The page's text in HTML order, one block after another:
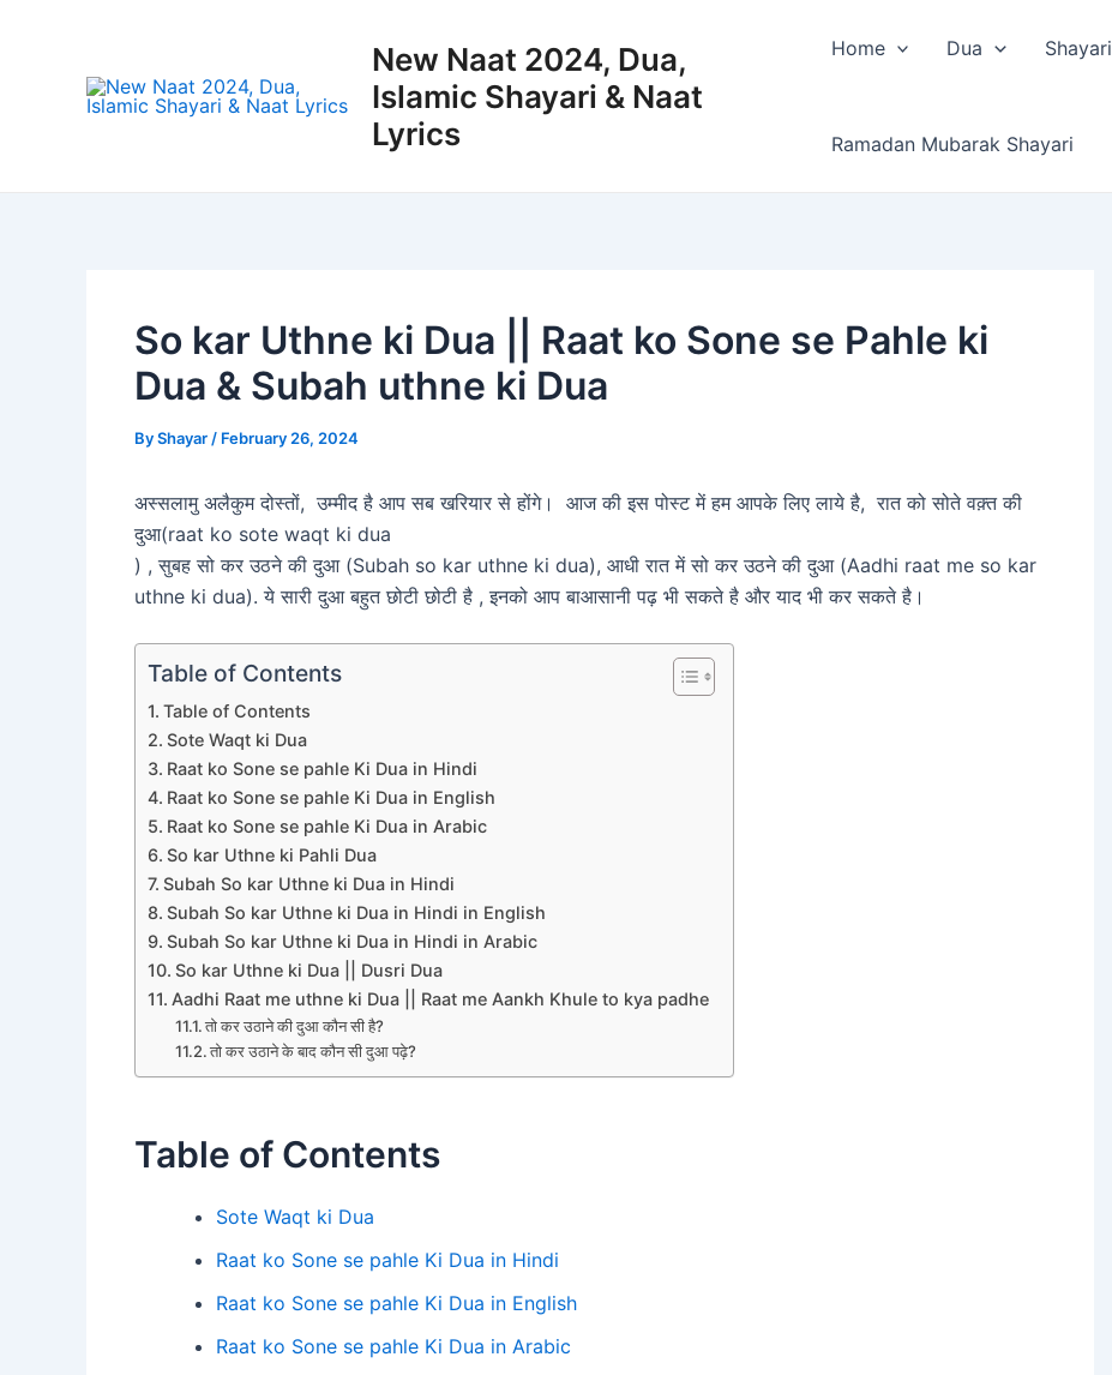
New Naat 2024, Dua,
Islamic Shayari & Naat
Lyrics
Home Dua Shayari
Ramadan Mubarak Shayari
So kar Uthne ki Dua || Raat ko Sone se Pahle ki
Dua & Subah uthne ki Dua
ByShayar / February 26, 2024
अस्सलामु अलैकुम दोस्तों, उम्मीद है आप सब खरियार से होंगे। आज की इस पोस्ट में हम आपके लिए लाये है, रात को सोते वक़्त की
दुआ(raat ko sote waqt ki dua
) , सुबह सो कर उठने की दुआ (Subah so kar uthne ki dua), आधी रात में सो कर उठने की दुआ (Aadhi raat me so kar
uthne ki dua). ये सारी दुआ बहुत छोटी छोटी है , इनको आप बाआसानी पढ़ भी सकते है और याद भी कर सकते है।
Table of Contents
Table of Contents
Sote Waqt ki Dua
Raat ko Sone se pahle Ki Dua in Hindi
Raat ko Sone se pahle Ki Dua in English
Raat ko Sone se pahle Ki Dua in Arabic
So kar Uthne ki Pahli Dua
Subah So kar Uthne ki Dua in Hindi
Subah So kar Uthne ki Dua in Hindi in English
Subah So kar Uthne ki Dua in Hindi in Arabic
So kar Uthne ki Dua || Dusri Dua
Aadhi Raat me uthne ki Dua || Raat me Aankh Khule to kya padhe
तो कर उठाने की दुआ कौन सी है?
तो कर उठाने के बाद कौन सी दुआ पढ़े?
Table of Contents
Sote Waqt ki Dua
Raat ko Sone se pahle Ki Dua in Hindi
Raat ko Sone se pahle Ki Dua in English
Raat ko Sone se pahle Ki Dua in Arabic